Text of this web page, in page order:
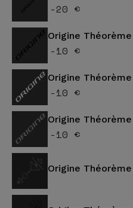
-20 €
Origine
-10 €
Origine
-10 €
Origine
-10 €
Origine